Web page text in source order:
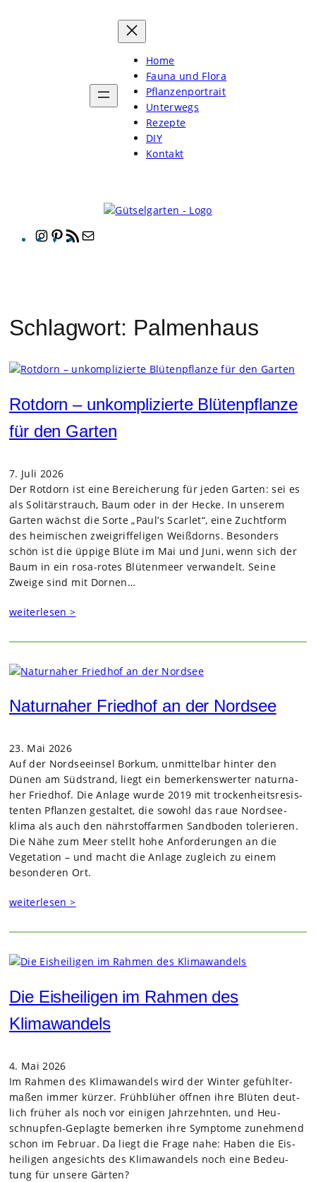
Home
Fauna und Flora
Pflanzenportrait
Unterwegs
Rezepte
DIY
Kontakt
Instagram
Pinterest
RSS-
Schlagwort: Palmenhaus
Rotdorn – unkomplizierte Blütenpflanze
für den Garten
7. Juli 2026
Der Rot­dorn ist eine Berei­che­rung für jeden Gar­ten: sei es
als Soli­tär­strauch, Baum oder in der Hecke. In unse­rem
Gar­ten wächst die Sorte „Paul’s Scar­let“, eine Zucht­form
des hei­mi­schen zwei­grif­fe­li­gen Weiß­dorns. Beson­ders
schön ist die üppige Blüte im Mai und Juni, wenn sich der
Baum in ein rosa-rotes Blü­ten­meer ver­wan­delt. Seine
Zweige sind mit Dor­nen…
weiterlesen >
Naturnaher Friedhof an der Nordsee
23. Mai 2026
Auf der Nord­see­insel Bor­kum, unmit­tel­bar hin­ter den
Dünen am Süd­strand, liegt ein bemer­kens­wer­ter natur­na­
her Fried­hof. Die Anlage wurde 2019 mit tro­cken­heits­re­sis­
ten­ten Pflan­zen gestal­tet, die sowohl das raue Nord­see­
klima als auch den nähr­stoff­ar­men Sand­bo­den tole­rie­ren.
Die Nähe zum Meer stellt hohe Anfor­de­run­gen an die
Vege­ta­tion – und macht die Anlage zugleich zu einem
beson­de­ren Ort.
weiterlesen >
Die Eisheiligen im Rahmen des
Klimawandels
4. Mai 2026
Im Rah­men des Kli­ma­wan­dels wird der Win­ter gefühl­ter­
ma­ßen immer kür­zer. Früh­blü­her öff­nen ihre Blü­ten deut­
lich frü­her als noch vor eini­gen Jahr­zehn­ten, und Heu­
schnup­fen-Geplagte bemer­ken ihre Sym­ptome zuneh­mend
schon im Februar. Da liegt die Frage nahe: Haben die Eis­
hei­li­gen ange­sichts des Kli­ma­wan­dels noch eine Bedeu­
tung für unsere Gär­ten?